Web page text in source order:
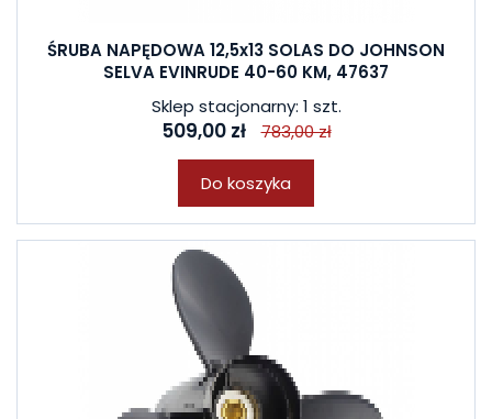
ŚRUBA NAPĘDOWA 12,5x13 SOLAS DO JOHNSON
SELVA EVINRUDE 40-60 KM, 47637
Sklep stacjonarny: 1 szt.
509,00 zł 783,00 zł
Do koszyka